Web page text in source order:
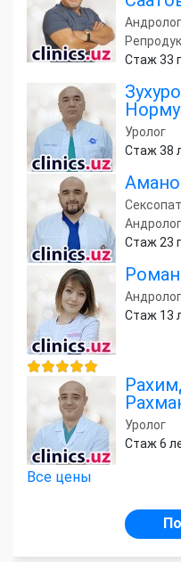
Стаж 33
Уролог
Стаж 38
Стаж 23
Стаж 13
Уролог
Стаж 6
Все цены